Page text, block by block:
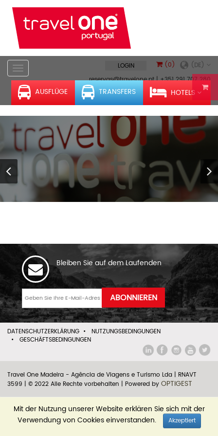
(DE)
(0)
reservas@travelone.pt|+351 291 707 280
(Anruf zum nationalen Festnetz)
AUSFLÜGE TRANSFERS HOTELS
Bleiben Sie auf dem Laufenden
DATENSCHUTZERKLÄRUNG • NUTZUNGSBEDINGUNGEN
• GESCHÄFTSBEDINGUNGEN
Travel One Madeira - Agência de Viagens e Turismo Lda | RNAVT
3599 | © 2022 Alle Rechte vorbehalten | Powered by OPTIGEST
Mit der Nutzung unserer Website erklären Sie sich mit der
Verwendung von Cookies einverstanden.
Akzeptiert